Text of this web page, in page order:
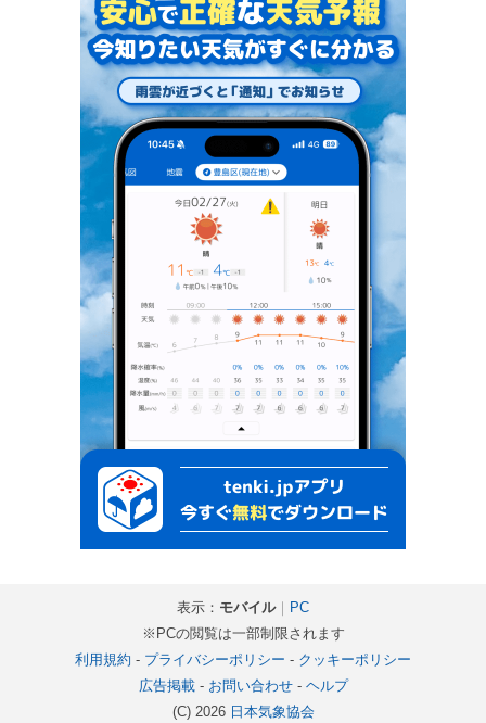
表示： モバイル｜ PC
※PCの閲覧は一部制限されます
利用規約 - プライバシーポリシー - クッキーポリシー
広告掲載- お問い合わせ- ヘルプ
(C) 2026 日本気象協会